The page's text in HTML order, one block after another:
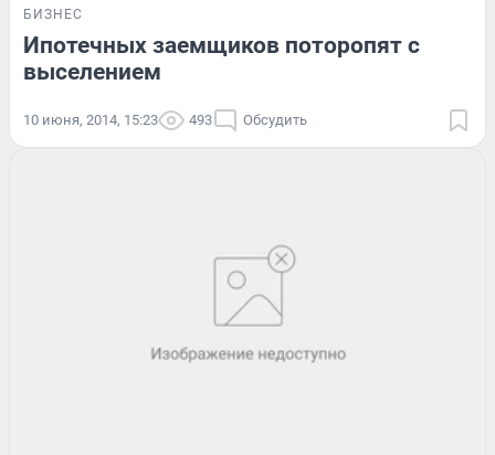
БИЗНЕС
Ипотечных заемщиков поторопят с
выселением
10 июня, 2014, 15:23 493 Обсудить